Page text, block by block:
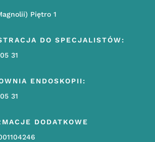
Piętro 1
DO SPECJALISTÓW:
31
ENDOSKOPII:
31
DODATKOWE